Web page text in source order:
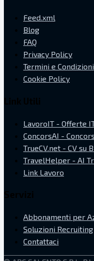
Feed.xml
Blog
FAQ
Privacy Policy
Termini e Condizioni
Cookie Policy
LavoroIT - Offerte
ConcorsAI -
TrueCV.net - CV su
TravelHelper - AI
Link Lavoro
Abbonamenti per
Soluzioni Recruiting
Contattaci